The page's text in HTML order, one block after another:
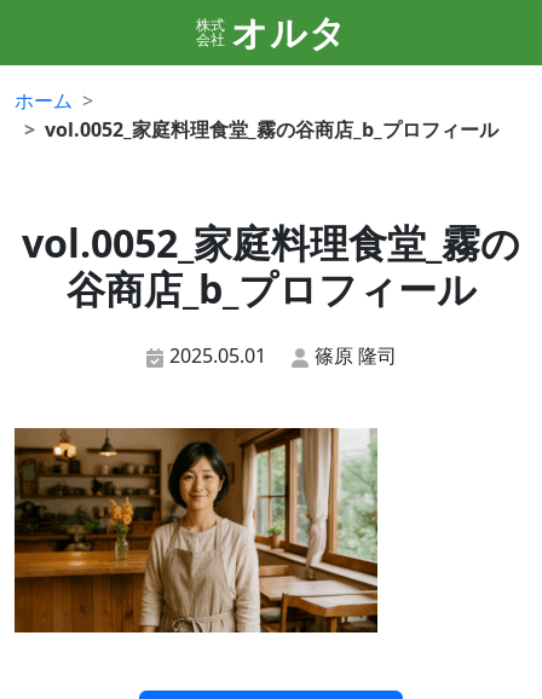
株式
会社 オルタ
ホーム
vol.0052_家庭料理食堂_霧の谷商店_b_プロフィール
vol.0052_家庭料理食堂_霧の
谷商店_b_プロフィール
2025.05.01 篠原 隆司